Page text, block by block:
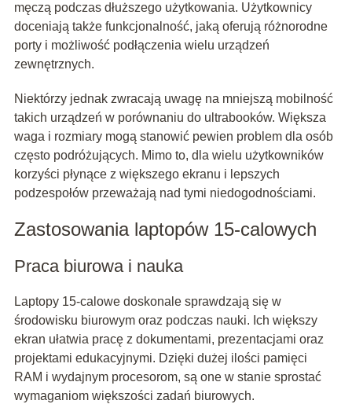
męczą podczas dłuższego użytkowania. Użytkownicy
doceniają także funkcjonalność, jaką oferują różnorodne
porty i możliwość podłączenia wielu urządzeń
zewnętrznych.
Niektórzy jednak zwracają uwagę na mniejszą mobilność
takich urządzeń w porównaniu do ultrabooków. Większa
waga i rozmiary mogą stanowić pewien problem dla osób
często podróżujących. Mimo to, dla wielu użytkowników
korzyści płynące z większego ekranu i lepszych
podzespołów przeważają nad tymi niedogodnościami.
Zastosowania laptopów 15-calowych
Praca biurowa i nauka
Laptopy 15-calowe doskonale sprawdzają się w
środowisku biurowym oraz podczas nauki. Ich większy
ekran ułatwia pracę z dokumentami, prezentacjami oraz
projektami edukacyjnymi. Dzięki dużej ilości pamięci
RAM i wydajnym procesorom, są one w stanie sprostać
wymaganiom większości zadań biurowych.